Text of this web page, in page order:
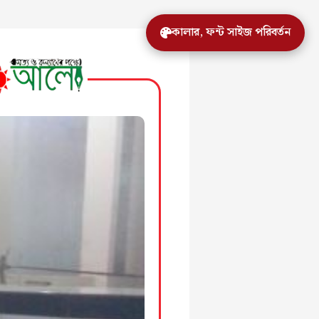
কালার, ফন্ট সাইজ পরিবর্তন